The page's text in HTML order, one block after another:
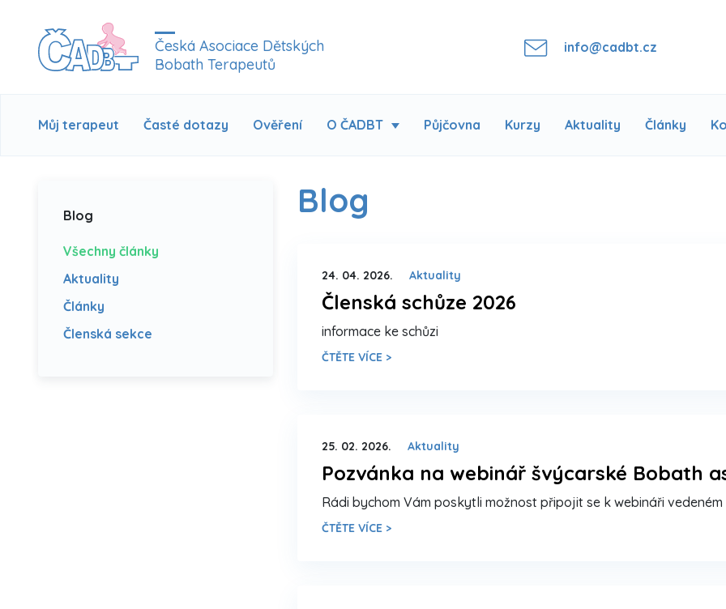
Česká Asociace Dětských
Bobath Terapeutů
info@cadbt.cz
Můj terapeut Časté dotazy Ověření O ČADBT Půjčovna Kurzy Aktuality Články
Blog
Všechny články
Aktuality
Články
Členská sekce
Blog
24. 04. 2026. Aktuality
Členská schůze 2026
informace ke schůzi
ČTĚTE VÍCE >
25. 02. 2026. Aktuality
Pozvánka na webinář švýcarské Bobath
Rádi bychom Vám poskytli možnost připojit se k webináři
ČTĚTE VÍCE >